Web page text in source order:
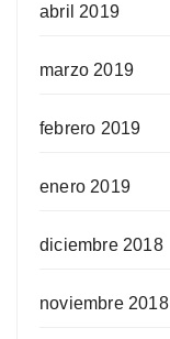
abril 2019
marzo 2019
febrero 2019
enero 2019
diciembre 2018
noviembre 2018